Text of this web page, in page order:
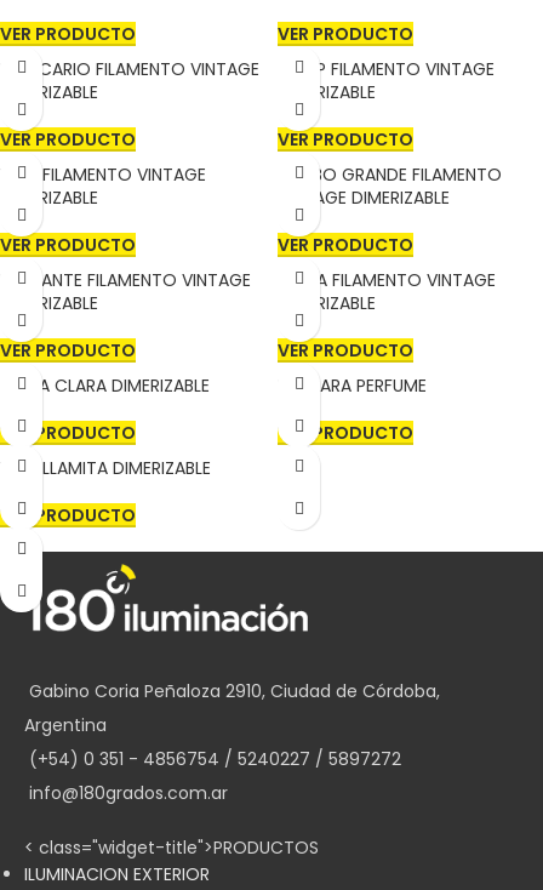
VER PRODUCTO
VER PRODUCTO
BOTICARIO FILAMENTO VINTAGE
DIMERIZABLE
VER PRODUCTO
CHOP FILAMENTO VINTAGE
DIMERIZABLE
VER PRODUCTO
VELA FILAMENTO VINTAGE
DIMERIZABLE
VER PRODUCTO
GLOBO GRANDE FILAMENTO
VINTAGE DIMERIZABLE
VER PRODUCTO
DIAMANTE FILAMENTO VINTAGE
DIMERIZABLE
VER PRODUCTO
GOTA FILAMENTO VINTAGE
DIMERIZABLE
VER PRODUCTO
GOTA CLARA DIMERIZABLE
VER PRODUCTO
LÁMPARA PERFUME
VER PRODUCTO
VELA LLAMITA DIMERIZABLE
VER PRODUCTO
Gabino Coria Peñaloza 2910, Ciudad de Córdoba,
Argentina
(+54) 0 351 - 4856754 / 5240227 / 5897272
info@180grados.com.ar
< class="widget-title">PRODUCTOS
ILUMINACION EXTERIOR